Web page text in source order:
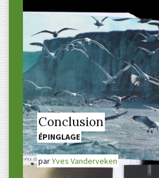
Conclusion
ÉPINGLAGE
parYves Vanderveken